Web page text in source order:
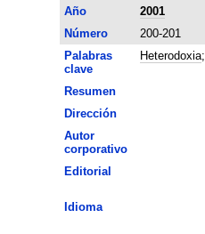
Año
2001
Número
200-201
Palabras
clave
Heterodoxia;
Resumen
Dirección
Autor
corporativo
Editorial
Idioma